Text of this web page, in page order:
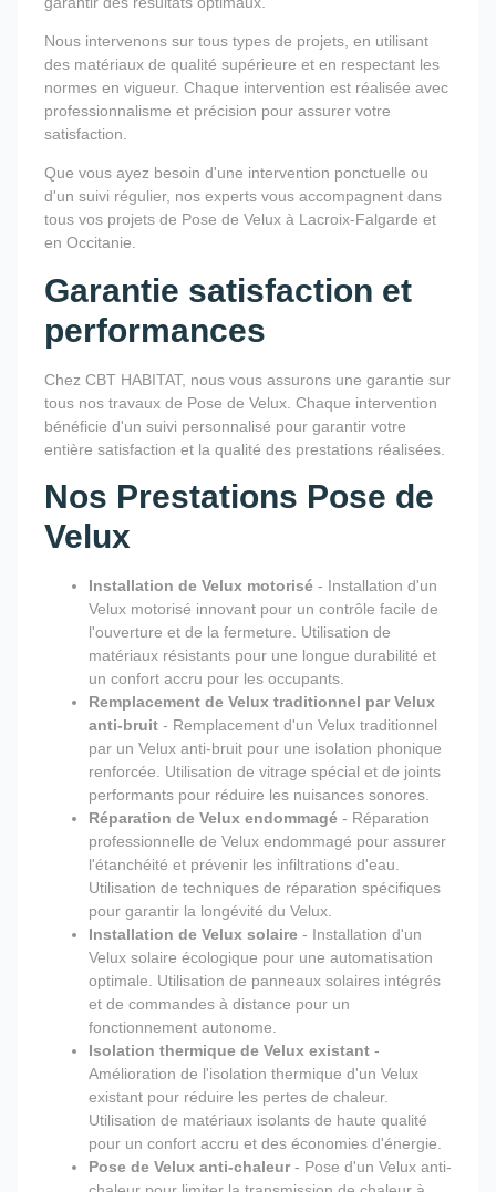
Nous intervenons sur tous types de projets, en utilisant
des matériaux de qualité supérieure et en respectant les
normes en vigueur. Chaque intervention est réalisée avec
professionnalisme et précision pour assurer votre
satisfaction.
Que vous ayez besoin d'une intervention ponctuelle ou
d'un suivi régulier, nos experts vous accompagnent dans
tous vos projets de Pose de Velux à Lacroix-Falgarde et
en Occitanie.
Garantie satisfaction et
performances
Chez CBT HABITAT, nous vous assurons une garantie sur
tous nos travaux de Pose de Velux. Chaque intervention
bénéficie d'un suivi personnalisé pour garantir votre
entière satisfaction et la qualité des prestations réalisées.
Nos Prestations Pose de
Velux
Installation de Velux motorisé - Installation d'un
Velux motorisé innovant pour un contrôle facile de
l'ouverture et de la fermeture. Utilisation de
matériaux résistants pour une longue durabilité et
un confort accru pour les occupants.
Remplacement de Velux traditionnel par Velux
anti-bruit - Remplacement d'un Velux traditionnel
par un Velux anti-bruit pour une isolation phonique
renforcée. Utilisation de vitrage spécial et de joints
performants pour réduire les nuisances sonores.
Réparation de Velux endommagé - Réparation
professionnelle de Velux endommagé pour assurer
l'étanchéité et prévenir les infiltrations d'eau.
Utilisation de techniques de réparation spécifiques
pour garantir la longévité du Velux.
Installation de Velux solaire - Installation d'un
Velux solaire écologique pour une automatisation
optimale. Utilisation de panneaux solaires intégrés
et de commandes à distance pour un
fonctionnement autonome.
Isolation thermique de Velux existant -
Amélioration de l'isolation thermique d'un Velux
existant pour réduire les pertes de chaleur.
Utilisation de matériaux isolants de haute qualité
pour un confort accru et des économies d'énergie.
Pose de Velux anti-chaleur- Pose d'un Velux anti-